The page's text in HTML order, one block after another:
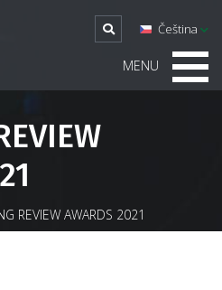
Čeština
MENU
REVIEW AWARDS 2021